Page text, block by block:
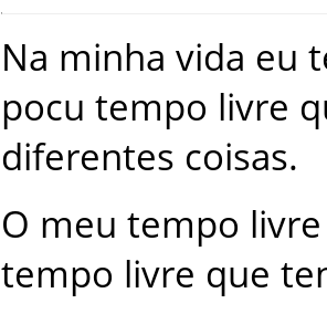
Na minha vida eu
pocu tempo livre
diferentes coisas.
O meu tempo livre
tempo livre que